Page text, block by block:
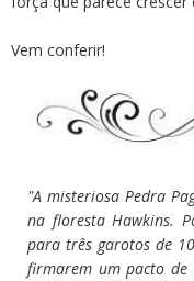
Vem conferir!
"A misteriosa Pedra
na floresta Hawkins.
para três garotos de
firmarem um pacto de